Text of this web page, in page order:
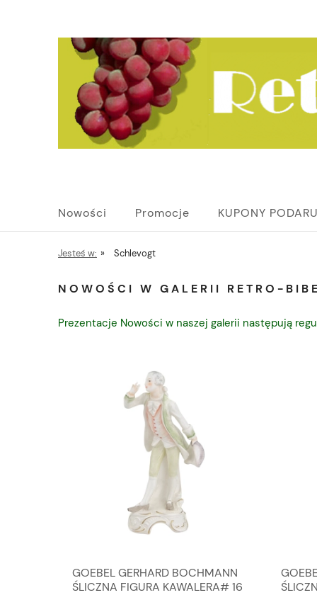
Nowości Promocje KUPONY
Jesteś w: » Schlevogt
NOWOŚCI W GALERII RETRO-
Prezentacje Nowości w naszej galerii następują
GOEBEL GERHARD BOCHMANN
ŚLICZNA FIGURA KAWALERA# 16